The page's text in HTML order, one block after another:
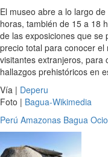
El museo abre a lo largo
horas, también de 15 a 18
de las exposiciones que se
precio total para conocer
visitantes extranjeros, para
hallazgos prehistóricos en
Vía | Deperu
Foto | Bagua-Wikimedia
Perú Amazonas Bagua